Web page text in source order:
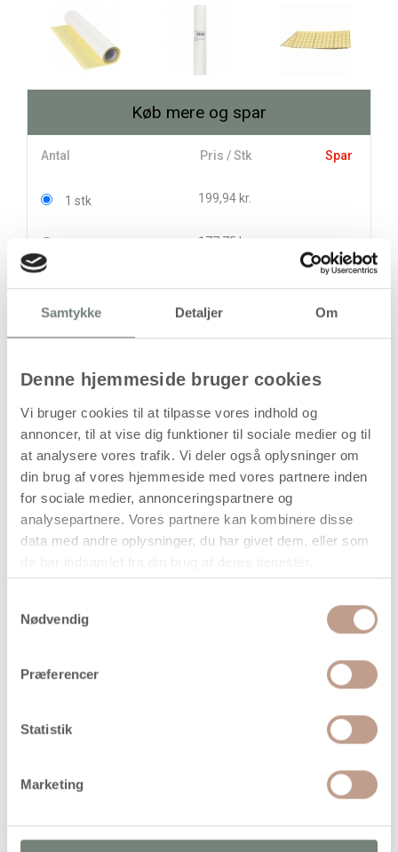
Samtykke Detaljer Om
Denne hjemmeside bruger cookies
Vi bruger cookies til at tilpasse vores indhold og
annoncer, til at vise dig funktioner til sociale medier og til
at analysere vores trafik. Vi deler også oplysninger om
din brug af vores hjemmeside med vores partnere inden
for sociale medier, annonceringspartnere og
analysepartnere. Vores partnere kan kombinere disse
data med andre oplysninger, du har givet dem, eller som
Nødvendig
Præferencer
Statistik
Marketing
Køb mere og spar
Antal Pris / Stk Spar
1 stk 199,94 kr.
177,75 kr.
6 stk 162,94 kr. 222,00 kr.
stk
199,94
Leveringsomkostninger
Læg i kurven
når vi har bekræftet din ordre.
På lager